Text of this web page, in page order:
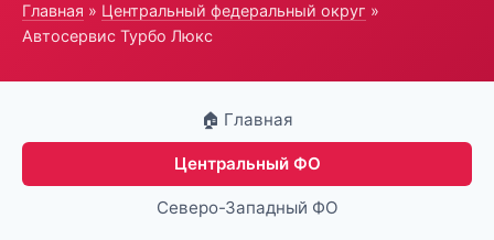
Главная » Центральный федеральный округ »
Автосервис Турбо Люкс
🏠 Главная
Центральный ФО
Северо-Западный ФО